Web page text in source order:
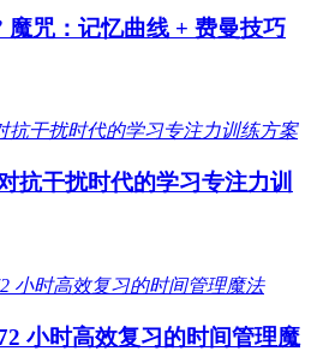
魔咒：记忆曲线 + 费曼技巧
抗干扰时代的学习专注力训
小时高效复习的时间管理魔